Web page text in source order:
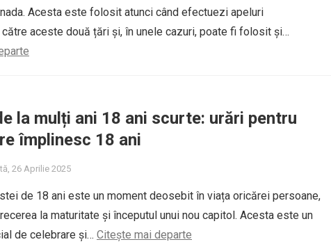
Acesta este folosit atunci când efectuezi apeluri
către aceste două țări și, în unele cazuri, poate fi folosit și…
la mulți ani 18 ani scurte: urări pentru
împlinesc 18 ani
26 Aprilie 2025
de 18 ani este un moment deosebit în viața oricărei persoane,
la maturitate și începutul unui nou capitol. Acesta este un
de celebrare și… Citește mai departe